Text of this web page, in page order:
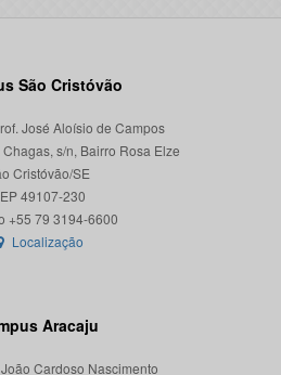
São Cristóvão
José Aloísio de Campos
s/n, Bairro Rosa Elze
Cristóvão/SE
49107-230
Localização
Aracaju
Cardoso Nascimento